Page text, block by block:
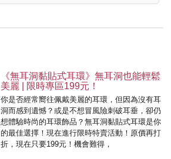
《無耳洞黏貼式耳環》無耳洞也能輕鬆
美麗 | 限時專區199元！
你是否經常嚮往佩戴美麗的耳環，但因為沒有耳
洞而感到遺憾？或是不想冒風險刺破耳垂，卻仍
想體驗時尚的耳環飾品？無耳洞黏貼式耳環是你
的最佳選擇！現在進行限時特賣活動！原價再打
折，現在只要199元！機會難得，